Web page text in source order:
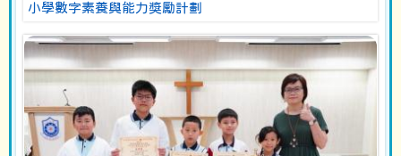
小學數字素養與能力獎勵計劃